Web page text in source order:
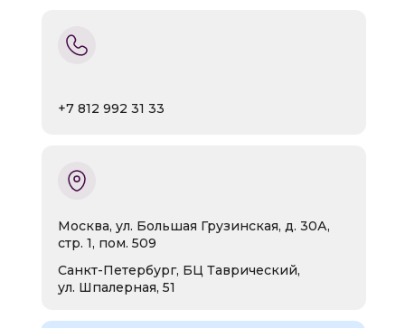
+7 812 992 31 33
Москва, ул. Большая Грузинская, д. 30А,
стр. 1, пом. 509
Санкт-Петербург, БЦ Таврический,
ул. Шпалерная, 51